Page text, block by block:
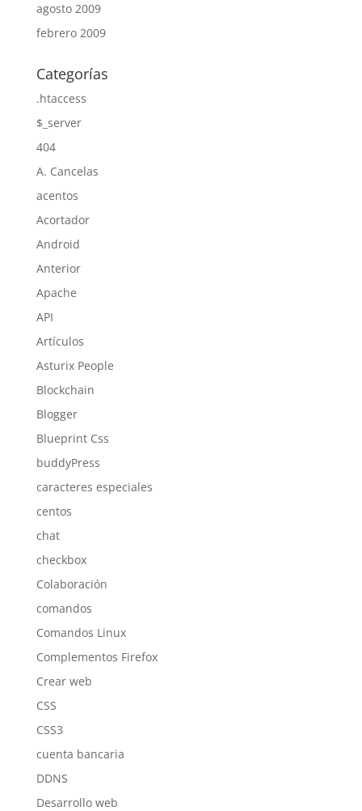
agosto 2009
febrero 2009
Categorías
.htaccess
$_server
404
A. Cancelas
acentos
Acortador
Android
Anterior
Apache
API
Artículos
Asturix People
Blockchain
Blogger
Blueprint Css
buddyPress
caracteres especiales
centos
chat
checkbox
Colaboración
comandos
Comandos Linux
Complementos Firefox
Crear web
CSS
CSS3
cuenta bancaria
DDNS
Desarrollo web